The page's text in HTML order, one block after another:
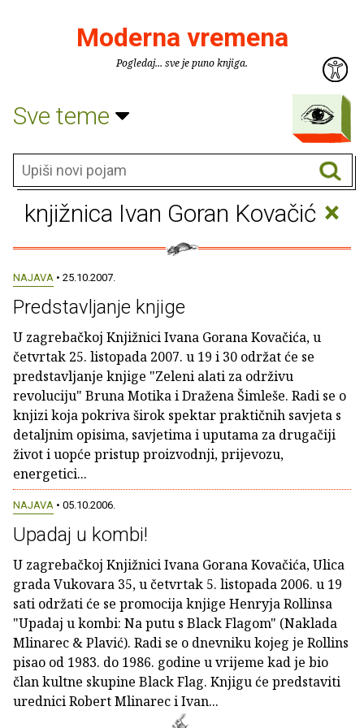
Moderna vremena
Pogledaj... sve je puno knjiga.
Sve teme
knjižnica Ivan Goran Kovačić ×
NAJAVA • 25.10.2007.
Predstavljanje knjige
U zagrebačkoj Knjižnici Ivana Gorana Kovačića, u
četvrtak 25. listopada 2007. u 19 i 30 održat će se
predstavljanje knjige "Zeleni alati za održivu
revoluciju" Bruna Motika i Dražena Šimleše. Radi se o
knjizi koja pokriva širok spektar praktičnih savjeta s
detaljnim opisima, savjetima i uputama za drugačiji
život i uopće pristup proizvodnji, prijevozu,
energetici...
NAJAVA • 05.10.2006.
Upadaj u kombi!
U zagrebačkoj Knjižnici Ivana Gorana Kovačića, Ulica
grada Vukovara 35, u četvrtak 5. listopada 2006. u 19
sati održati će se promocija knjige Henryja Rollinsa
"Upadaj u kombi: Na putu s Black Flagom" (Naklada
Mlinarec & Plavić). Radi se o dnevniku kojeg je Rollins
pisao od 1983. do 1986. godine u vrijeme kad je bio
član kultne skupine Black Flag. Knjigu će predstaviti
urednici Robert Mlinarec i Ivan...